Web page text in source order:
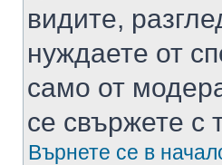
видите,
нуждаете от
само от
се свържете с
Върнете се в